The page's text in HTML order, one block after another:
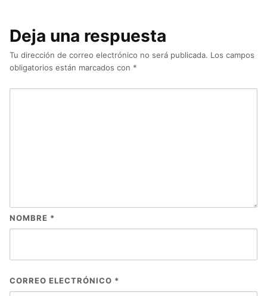
Deja una respuesta
Tu dirección de correo electrónico no será publicada. Los campos
obligatorios están marcados con *
NOMBRE *
CORREO ELECTRÓNICO *